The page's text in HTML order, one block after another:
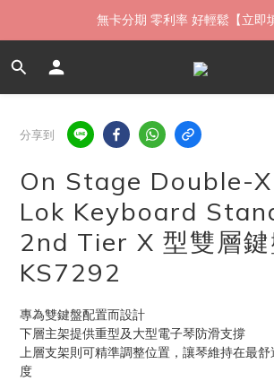
如需當日配送貨海外寄送，歡迎直接
無卡分期 零利率 好輕鬆【立即
限時 ▸ 優惠券領券中心【點擊領
分享到
On Stage Double-
Lok Keyboard
2nd Tier X 型雙層鍵
KS7292
專為雙鍵盤配置而設計
下層主架提供重型及大型電子琴防滑支撐
上層支架則可精準調整位置，讓琴維持在最
度